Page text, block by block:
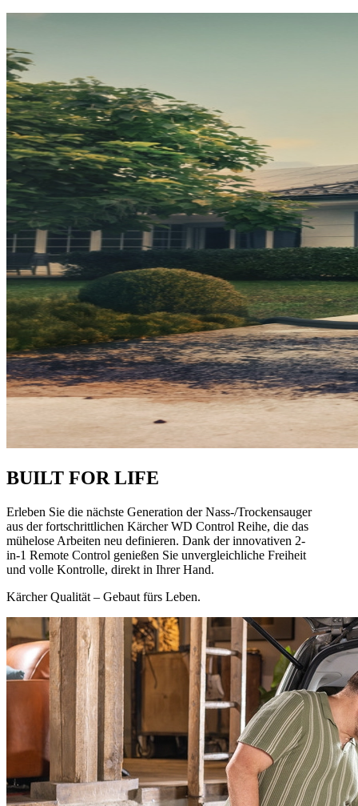
BUILT FOR LIFE
Erleben Sie die nächste Generation der Nass-/Trockensauger
aus der fortschrittlichen Kärcher WD Control Reihe, die das
mühelose Arbeiten neu definieren. Dank der innovativen 2-
in-1 Remote Control genießen Sie unvergleichliche Freiheit
und volle Kontrolle, direkt in Ihrer Hand.
Kärcher Qualität – Gebaut fürs Leben.